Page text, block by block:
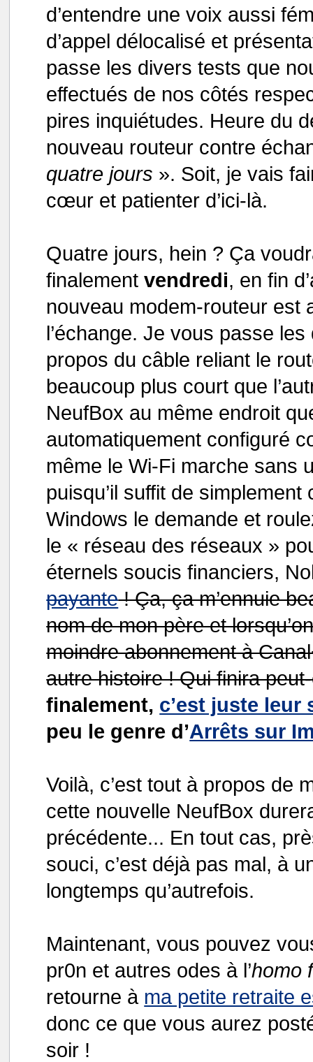
d’entendre une voix aussi
d’appel délocalisé et
passe les divers tests que
effectués de nos côtés
pires inquiétudes. Heure du
nouveau routeur contre
quatre jours ». Soit, je vais
cœur et patienter d’ici-là.
Quatre jours, hein ? Ça
finalementvendredi, en fin
nouveau modem-routeur est
l’échange. Je vous passe
propos du câble reliant le
beaucoup plus court que
NeufBox au même endroit
automatiquement configuré
même le Wi-Fi marche sans
puisqu’il suffit de
Windows le demande et
le « réseau des réseaux »
éternels soucis financiers,
payante! Ça, ça m’ennuie
nom de mon père et
moindre abonnement à
autre histoire ! Qui finira
finalement, c’est juste leur
peu le genre d’Arrêts sur
Voilà, c’est tout à propos de
cette nouvelle NeufBox
précédente... En tout cas,
souci, c’est déjà pas mal, à
longtemps qu’autrefois.
Maintenant, vous pouvez
pr0n et autres odes à l’homo
retourne à ma petite retraite
donc ce que vous aurez
soir !